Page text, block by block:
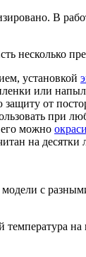
В
несколько
установкой
или
от
при
можно
на
с